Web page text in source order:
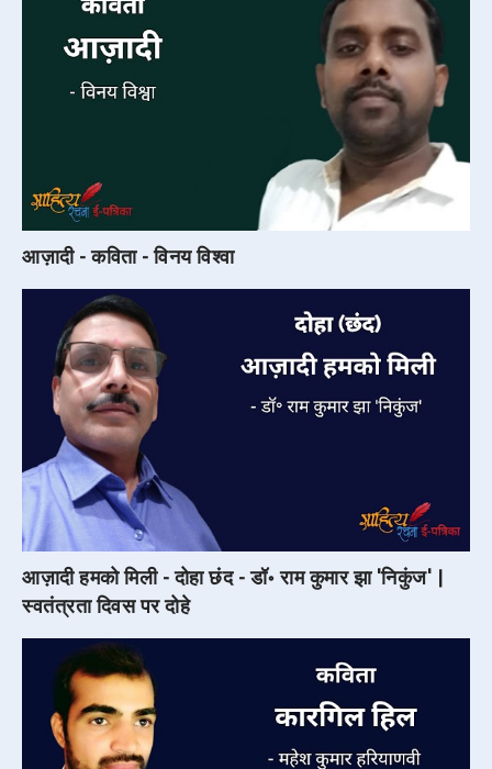
आज़ादी - कविता - विनय विश्वा
आज़ादी हमको मिली - दोहा छंद - डॉ॰ राम कुमार झा 'निकुंज' |
स्वतंत्रता दिवस पर दोहे